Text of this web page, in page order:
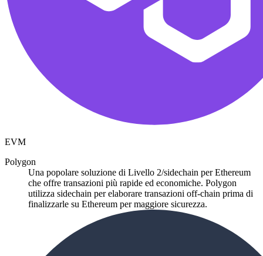
EVM
Polygon
Una popolare soluzione di Livello 2/sidechain per Ethereum
che offre transazioni più rapide ed economiche. Polygon
utilizza sidechain per elaborare transazioni off-chain prima di
finalizzarle su Ethereum per maggiore sicurezza.